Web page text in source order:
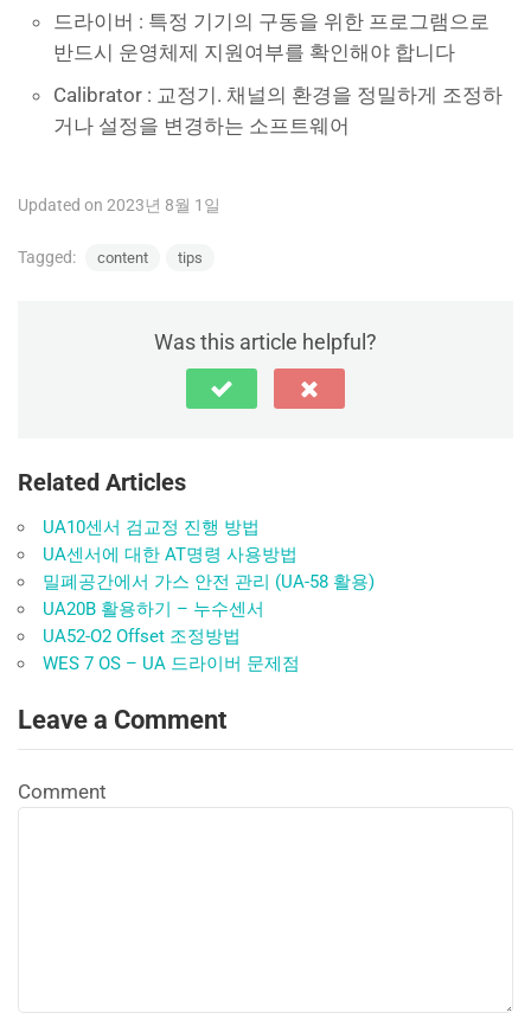
드라이버 : 특정 기기의 구동을 위한 프로그램으로
반드시 운영체제 지원여부를 확인해야 합니다
Calibrator : 교정기. 채널의 환경을 정밀하게 조정하
거나 설정을 변경하는 소프트웨어
Updated on 2023년 8월 1일
Tagged: content tips
Was this article helpful?
Related Articles
UA10센서 검교정 진행 방법
UA센서에 대한 AT명령 사용방법
밀폐공간에서 가스 안전 관리 (UA-58 활용)
UA20B 활용하기 – 누수센서
UA52-O2 Offset 조정방법
WES 7 OS – UA 드라이버 문제점
Leave a Comment
Comment